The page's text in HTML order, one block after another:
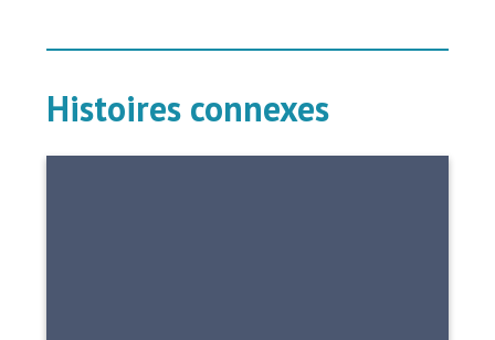
Histoires connexes